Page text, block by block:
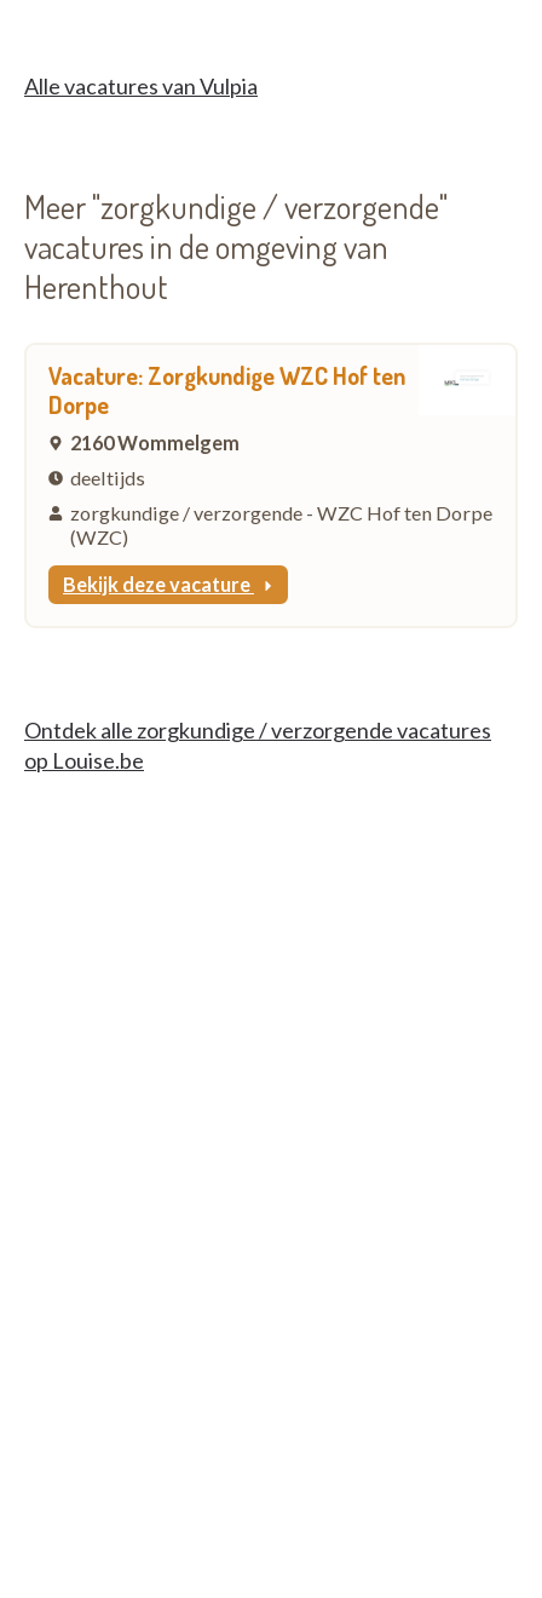
Alle vacatures van Vulpia
Meer "zorgkundige / verzorgende"
vacatures in de omgeving van
Herenthout
Vacature: Zorgkundige WZC Hof ten
Dorpe
2160 Wommelgem
deeltijds
zorgkundige / verzorgende - WZC Hof ten Dorpe
(WZC)
Bekijk deze vacature
Ontdek alle zorgkundige / verzorgende vacatures
op Louise.be